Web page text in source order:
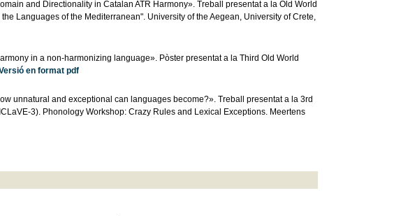
and Directionality in Catalan ATR Harmony». Treball presentat a la Old World
Languages of the Mediterranean". University of the Aegean, University of Crete,
in a non-harmonizing language». Pòster presentat a la Third Old World
en format pdf
unnatural and exceptional can languages become?». Treball presentat a la 3rd
3). Phonology Workshop: Crazy Rules and Lexical Exceptions. Meertens